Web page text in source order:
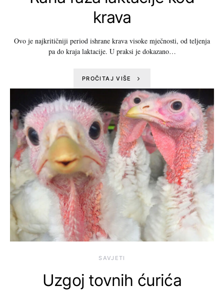
krava
Ovo je najkritičniji period ishrane krava visoke mječnosti, od teljenja
pa do kraja laktacije. U praksi je dokazano…
PROČITAJ VIŠE
SAVJETI
Uzgoj tovnih ćurića